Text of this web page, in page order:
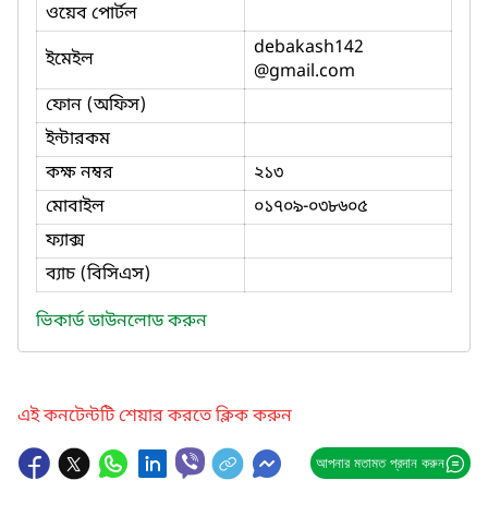
ওয়েব পোর্টল
ইমেইল
debakash142
@gmail.com
ফোন (অফিস)
ইন্টারকম
কক্ষ নম্বর
২১৩
মোবাইল
০১৭০৯-০৩৮৬০৫
ফ্যাক্স
ব্যাচ (বিসিএস)
ভিকার্ড ডাউনলোড করুন
এই কনটেন্টটি শেয়ার করতে ক্লিক করুন
আপনার মতামত প্রদান করুন